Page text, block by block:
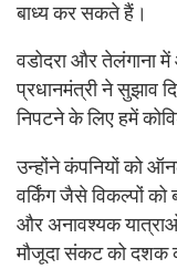
बाध्य कर सकते हैं।
वडोदरा और तेलंगाना में
प्रधानमंत्री ने सुझाव
निपटने के लिए हमें
उन्होंने कंपनियों को
वर्किंग जैसे विकल्पों
और अनावश्यक
मौजूदा संकट को दशक